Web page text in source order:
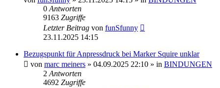
0 Antworten
9163 Zugriffe
Letzter Beitrag von funSfunny
23.11.2025 14:15
Bezugspunkt für Anpressdruck bei Marker Squire unklar
von marc meiners » 04.09.2025 22:10 » in BINDUNGEN
2 Antworten
4692 Zugriffe